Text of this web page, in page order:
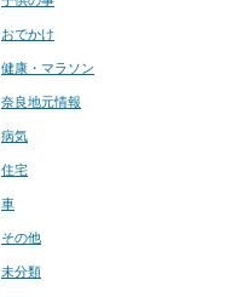
おでかけ
健康・マラソン
奈良地元情報
病気
住宅
車
その他
未分類